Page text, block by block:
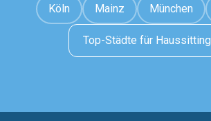
Köln Mainz München
Top-Städte für Haussitting